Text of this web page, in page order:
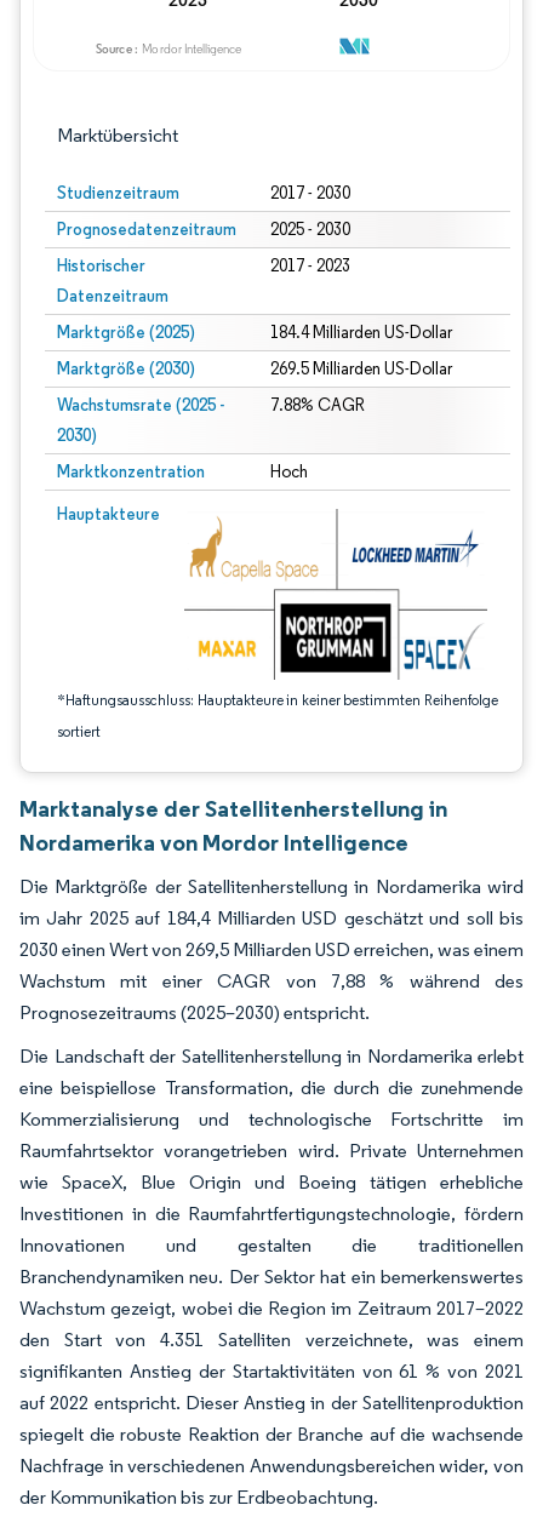
Marktübersicht
Studienzeitraum 2017 - 2030
Prognosedatenzeitraum 2025 - 2030
Historischer
Datenzeitraum
2017 - 2023
Marktgröße (2025) 184.4 Milliarden US-Dollar
Marktgröße (2030) 269.5 Milliarden US-Dollar
Wachstumsrate (2025 -
2030)
7.88% CAGR
Marktkonzentration Hoch
Hauptakteure
*Haftungsausschluss: Hauptakteure in keiner bestimmten Reihenfolge
sortiert
Bild © Mordor Intelligence. Wiederverwendung erfordert Namensnennung
Marktanalyse der Satellitenherstellung in
Nordamerika von Mordor Intelligence
Die Marktgröße der Satellitenherstellung in Nordamerika wird
im Jahr 2025 auf 184,4 Milliarden USD geschätzt und soll bis
2030 einen Wert von 269,5 Milliarden USD erreichen, was einem
Wachstum mit einer CAGR von 7,88 % während des
Prognosezeitraums (2025–2030) entspricht.
Die Landschaft der Satellitenherstellung in Nordamerika erlebt
eine beispiellose Transformation, die durch die zunehmende
Kommerzialisierung und technologische Fortschritte im
Raumfahrtsektor vorangetrieben wird. Private Unternehmen
wie SpaceX, Blue Origin und Boeing tätigen erhebliche
Investitionen in die Raumfahrtfertigungstechnologie, fördern
Innovationen und gestalten die traditionellen
Branchendynamiken neu. Der Sektor hat ein bemerkenswertes
Wachstum gezeigt, wobei die Region im Zeitraum 2017–2022
den Start von 4.351 Satelliten verzeichnete, was einem
signifikanten Anstieg der Startaktivitäten von 61 % von 2021
auf 2022 entspricht. Dieser Anstieg in der Satellitenproduktion
spiegelt die robuste Reaktion der Branche auf die wachsende
Nachfrage in verschiedenen Anwendungsbereichen wider, von
der Kommunikation bis zur Erdbeobachtung.